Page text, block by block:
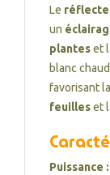
Le
un
planteset
blanc
favorisant la
feuilleset
Puissance :